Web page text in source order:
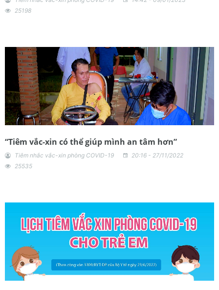
25198
“Tiêm vắc-xin có thể giúp mình an tâm hơn”
Tiêm nhắc vắc-xin phòng COVID-19
20:16 - 27/11/2022
25535